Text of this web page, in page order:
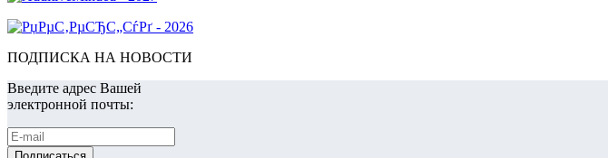
ПОДПИСКА НА НОВОСТИ
Введите адрес Вашей
электронной почты: